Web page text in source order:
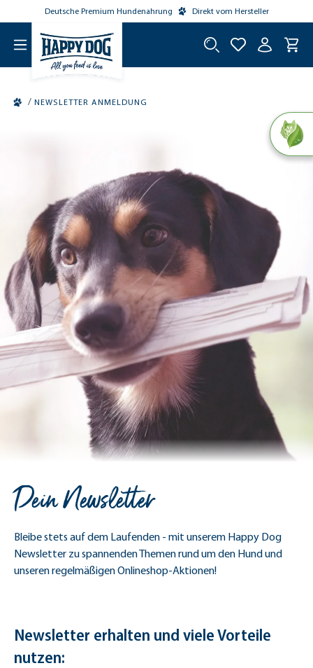
springen
Deutsche Premium Hundenahrung Direkt vom Hersteller
/ NEWSLETTER ANMELDUNG
Dein Newsletter
Bleibe stets auf dem Laufenden - mit unserem Happy Dog
Newsletter zu spannenden Themen rund um den Hund und
unseren regelmäßigen Onlineshop-Aktionen!
Newsletter erhalten und viele Vorteile
nutzen: